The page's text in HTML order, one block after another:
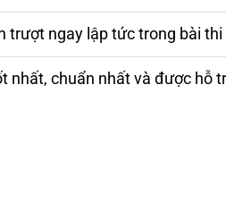
trượt ngay lập tức trong bài thi
nhất, chuẩn nhất và được hỗ